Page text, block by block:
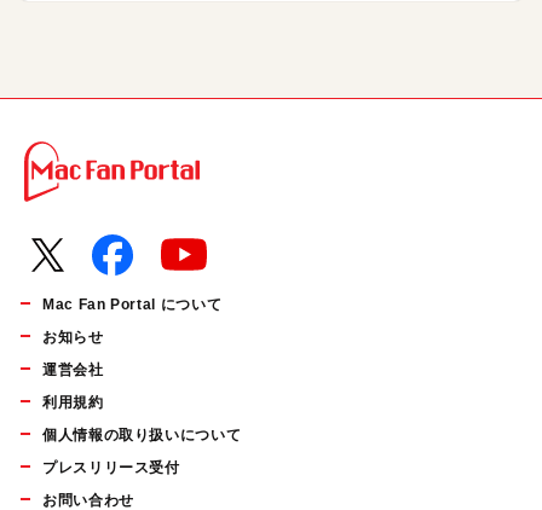
Mac Fan Portal について
お知らせ
運営会社
利用規約
個人情報の取り扱いについて
プレスリリース受付
お問い合わせ